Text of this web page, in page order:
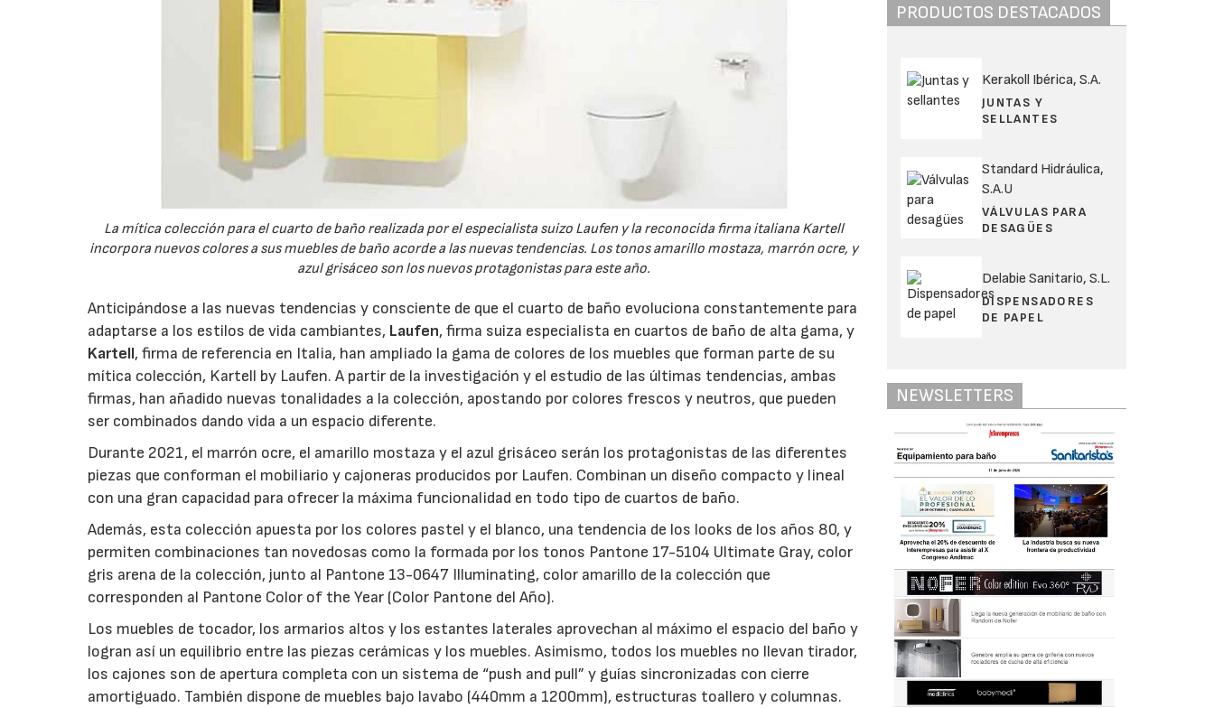
La mítica colección para el cuarto de baño realizada por el especialista suizo Laufen y la reconocida firma italiana Kartell
incorpora nuevos colores a sus muebles de baño acorde a las nuevas tendencias. Los tonos amarillo mostaza, marrón ocre, y
azul grisáceo son los nuevos protagonistas para este año.
Anticipándose a las nuevas tendencias y consciente de que el cuarto de baño evoluciona constantemente para
adaptarse a los estilos de vida cambiantes, Laufen, firma suiza especialista en cuartos de baño de alta gama, y
Kartell, firma de referencia en Italia, han ampliado la gama de colores de los muebles que forman parte de su
mítica colección, Kartell by Laufen. A partir de la investigación y el estudio de las últimas tendencias, ambas
firmas, han añadido nuevas tonalidades a la colección, apostando por colores frescos y neutros, que pueden
ser combinados dando vida a un espacio diferente.
Durante 2021, el marrón ocre, el amarillo mostaza y el azul grisáceo serán los protagonistas de las diferentes
piezas que conforman el mobiliario y cajoneras producidos por Laufen. Combinan un diseño compacto y lineal
con una gran capacidad para ofrecer la máxima funcionalidad en todo tipo de cuartos de baño.
Además, esta colección apuesta por los colores pastel y el blanco, una tendencia de los looks de los años 80, y
permiten combinaciones tan novedosas como la formada por los tonos Pantone 17-5104 Ultimate Gray, color
gris arena de la colección, junto al Pantone 13-0647 Illuminating, color amarillo de la colección que
corresponden al Pantone Color of the Year (Color Pantone del Año).
Los muebles de tocador, los armarios altos y los estantes laterales aprovechan al máximo el espacio del baño y
logran así un equilibrio entre las piezas cerámicas y los muebles. Asimismo, todos los muebles no llevan tirador,
los cajones son de apertura completa con un sistema de “push and pull” y guías sincronizadas con cierre
amortiguado. También dispone de muebles bajo lavabo (440mm a 1200mm), estructuras toallero y columnas.
PRODUCTOS DESTACADOS
Kerakoll Ibérica, S.A.
JUNTAS Y
SELLANTES
Standard Hidráulica,
S.A.U
VÁLVULAS PARA
DESAGÜES
Delabie Sanitario, S.L.
DISPENSADORES
DE PAPEL
NEWSLETTERS